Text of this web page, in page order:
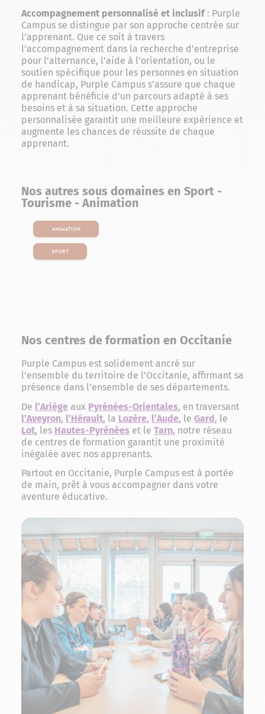
Accompagnement personnalisé et inclusif: Purple
Campus se distingue par son approche centrée sur
l’apprenant. Que ce soit à travers
l’accompagnement dans la recherche d’entreprise
pour l’alternance, l’aide à l’orientation, ou le
soutien spécifique pour les personnes en situation
de handicap, Purple Campus s’assure que chaque
apprenant bénéficie d’un parcours adapté à ses
besoins et à sa situation. Cette approche
personnalisée garantit une meilleure expérience et
augmente les chances de réussite de chaque
apprenant.
Nos autres sous domaines en Sport -
Tourisme - Animation
Animation
Sport
Nos centres de formation en Occitanie
Purple Campus est solidement ancré sur
l’ensemble du territoire de l’Occitanie, affirmant sa
présence dans l’ensemble de ses départements.
De l’Ariège aux Pyrénées-Orientales, en traversant
l’Aveyron, l’Hérault, la Lozère, l’Aude, le Gard, le
Lot, les Hautes-Pyrénées et le Tarn, notre réseau
de centres de formation garantit une proximité
inégalée avec nos apprenants.
Partout en Occitanie, Purple Campus est à portée
de main, prêt à vous accompagner dans votre
aventure éducative.